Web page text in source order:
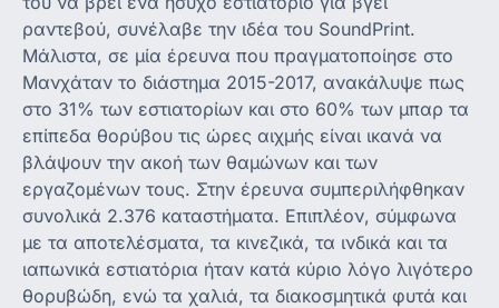
ραντεβού, συνέλαβε την ιδέα του SoundPrint.
Μάλιστα, σε μία έρευνα που πραγματοποίησε στο
Μανχάταν το διάστημα 2015-2017, ανακάλυψε πως
στο 31% των εστιατορίων και στο 60% των μπαρ τα
επίπεδα θορύβου τις ώρες αιχμής είναι ικανά να
βλάψουν την ακοή των θαμώνων και των
εργαζομένων τους. Στην έρευνα συμπεριλήφθηκαν
συνολικά 2.376 καταστήματα. Επιπλέον, σύμφωνα
με τα αποτελέσματα, τα κινεζικά, τα ινδικά και τα
ιαπωνικά εστιατόρια ήταν κατά κύριο λόγο λιγότερο
θορυβώδη, ενώ τα χαλιά, τα διακοσμητικά φυτά και